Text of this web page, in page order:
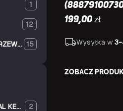
1
12
PRZEWODOWY I BEZPRZEWODOWY 15
MAGNETIC-MECHANICAL KEY SWITCH 2
199,00 zł
Wysyłka w 3-
ZOBACZ